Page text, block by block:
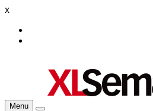
x
Menu